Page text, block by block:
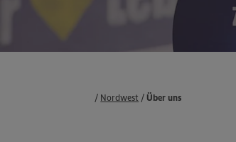
Nordwest Über uns